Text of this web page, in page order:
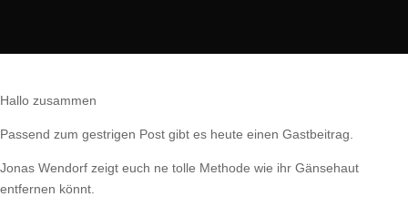
Hallo zusammen
Passend zum gestrigen Post gibt es heute einen Gastbeitrag.
Jonas Wendorf zeigt euch ne tolle Methode wie ihr Gänsehaut
entfernen könnt.